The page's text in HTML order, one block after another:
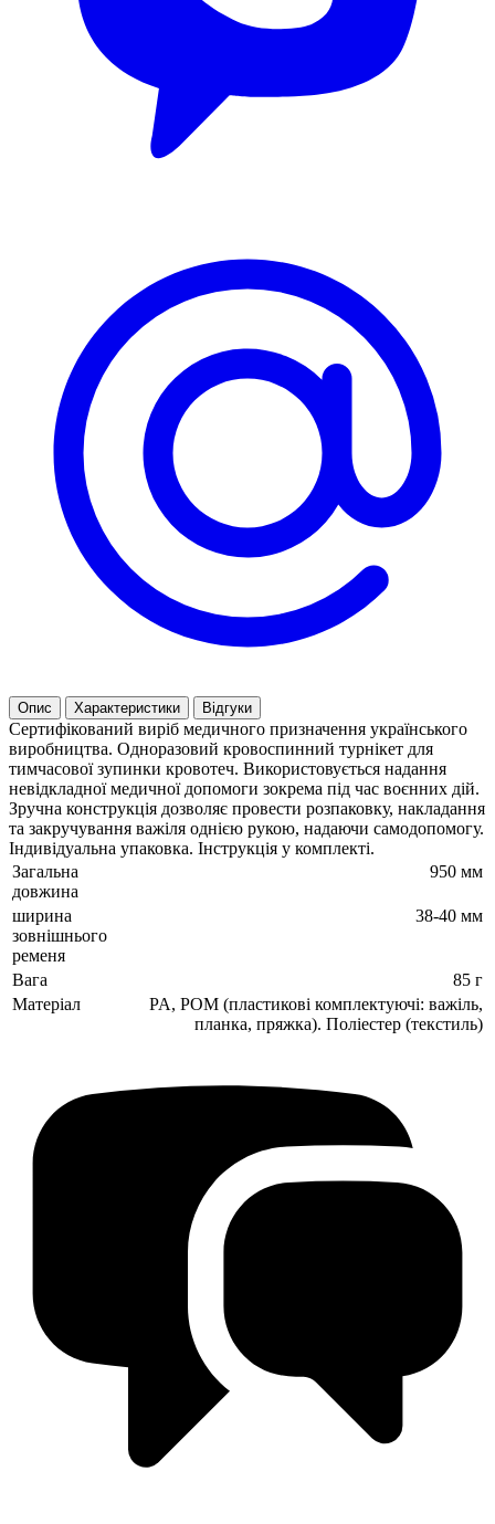
Опис Характеристики Відгуки
Сертифікований виріб медичного призначення українського
виробництва. Одноразовий кровоспинний турнікет для
тимчасової зупинки кровотеч. Використовується надання
невідкладної медичної допомоги зокрема під час воєнних дій.
Зручна конструкція дозволяє провести розпаковку, накладання
та закручування важіля однією рукою, надаючи самодопомогу.
Індивідуальна упаковка. Інструкція у комплекті.
Загальна
довжина
950 мм
ширина
зовнішнього
ременя
38-40 мм
Вага
85 г
Матеріал
PA, POM (пластикові комплектуючі: важіль,
планка, пряжка). Поліестер (текстиль)